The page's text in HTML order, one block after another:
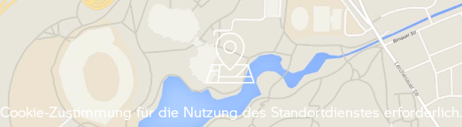
Cookie-Zustimmung für die Nutzung des Standortdienstes erforderlich.